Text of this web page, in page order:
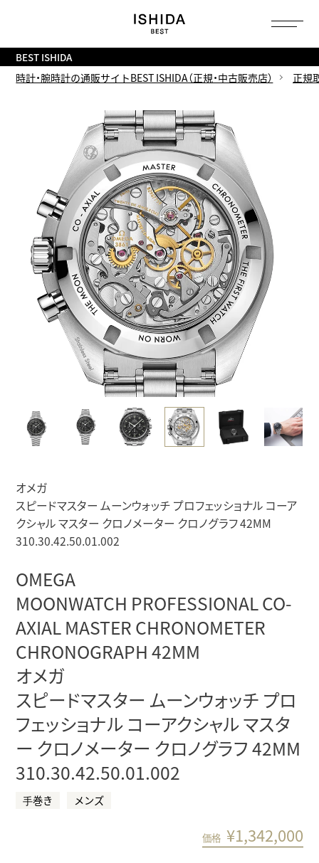
BEST ISHIDA
時計・腕時計の通販サイトBEST ISHIDA（正規・中古販売店）
正規
オメガ
スピードマスター ムーンウォッチ プロフェッショナル コーア
クシャル マスター クロノメーター クロノグラフ 42MM
310.30.42.50.01.002
OMEGA
MOONWATCH PROFESSIONAL CO-
AXIAL MASTER CHRONOMETER
CHRONOGRAPH 42MM
オメガ
スピードマスター ムーンウォッチ プロ
フェッショナル コーアクシャル マスタ
ー クロノメーター クロノグラフ 42MM
310.30.42.50.01.002
⼿巻き メンズ
価格 ¥1,342,000
へ